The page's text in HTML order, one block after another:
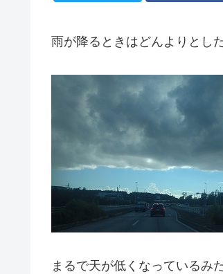
雨が降るときはどんよりとし
まるで天が低くなっているみた